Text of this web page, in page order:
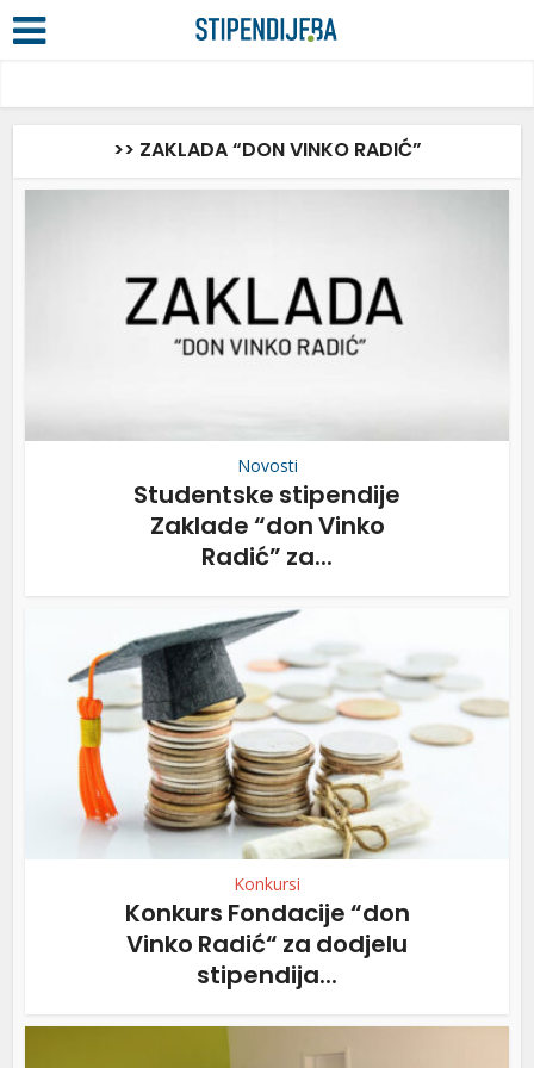
>> ZAKLADA “DON VINKO RADIĆ”
Novosti
Studentske stipendije
Zaklade “don Vinko
Radić” za...
Konkursi
Konkurs Fondacije “don
Vinko Radić“ za dodjelu
stipendija...